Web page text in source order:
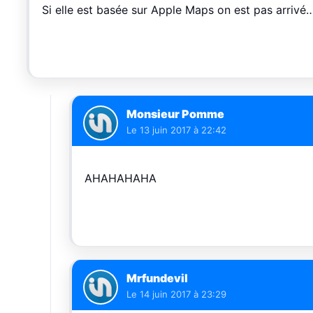
Si elle est basée sur Apple Maps on est pas
Monsieur Pomme
Le 13 juin 2017 à 22:42
AHAHAHAHA
Mrfundevil
Le 14 juin 2017 à 23:29